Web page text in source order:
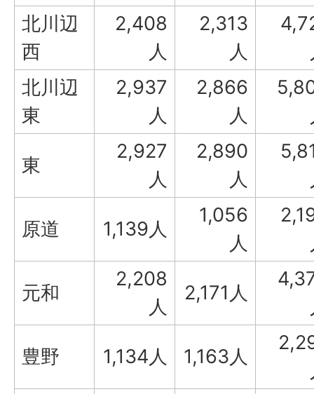
北川辺
西
2,408
人
2,313
人
北川辺
東
2,937
人
2,866
人
東
2,927
人
2,890
人
原道 1,139人
1,056
人
元和
2,208
人
2,171人
豊野 1,134人 1,163人